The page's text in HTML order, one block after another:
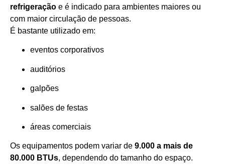
refrigeração e é indicado para ambientes maiores ou
com maior circulação de pessoas.
É bastante utilizado em:
eventos corporativos
auditórios
galpões
salões de festas
áreas comerciais
Os equipamentos podem variar de 9.000 a mais de
80.000 BTUs, dependendo do tamanho do espaço.